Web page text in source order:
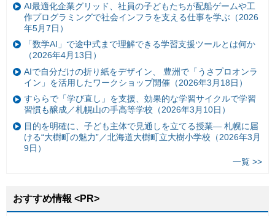
AI最適化企業グリッド、社員の子どもたちが配船ゲームや工
作プログラミングで社会インフラを支える仕事を学ぶ（2026
年5月7日）
「数学AI」で途中式まで理解できる学習支援ツールとは何か
（2026年4月13日）
AIで自分だけの折り紙をデザイン、 豊洲で「うさプロオンラ
イン」を活用したワークショップ開催（2026年3月18日）
すららで「学び直し」を支援、効果的な学習サイクルで学習
習慣も醸成／札幌山の手高等学校（2026年3月10日）
目的を明確に、子ども主体で見通しを立てる授業— 札幌に届
ける“大樹町の魅力”／北海道大樹町立大樹小学校（2026年3月
9日）
一覧 >>
おすすめ情報 <PR>